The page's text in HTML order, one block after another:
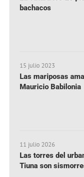
bachacos
15 julio 2023
Las mariposas
Mauricio Babilonia
11 julio 2026
Las torres del
Tiuna son